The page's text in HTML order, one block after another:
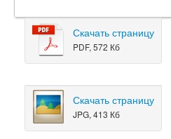
Скачать страницу
PDF, 572 Кб
Скачать страницу
JPG, 413 Кб